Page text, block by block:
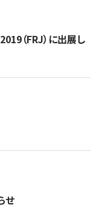
（FRJ）に出展し
せ